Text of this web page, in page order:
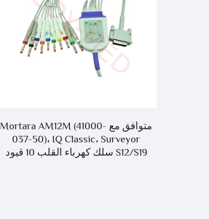
متوافق مع Mortara AM12M (41000-
037-50)، IQ Classic، Surveyor
S12/S19 سلك كهرباء القلب 10 قيود